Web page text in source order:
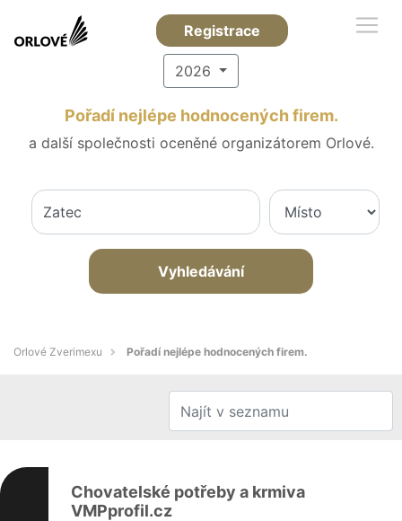
Registrace
2026
Pořadí nejlépe hodnocených firem.
a další společnosti oceněné organizátorem Orlové.
Vyhledávání
Orlové Zverimexu Pořadí nejlépe hodnocených firem.
Chovatelské potřeby a krmiva
VMPprofil.cz